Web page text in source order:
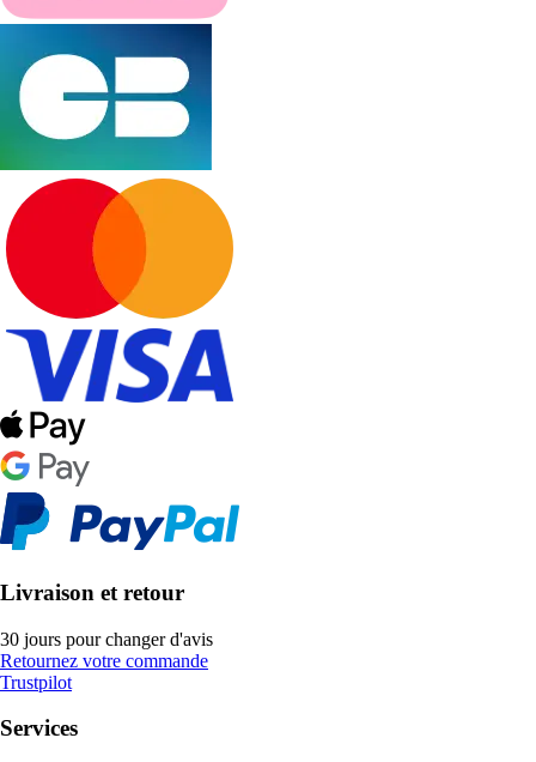
Livraison et retour
30 jours pour changer d'avis
Retournez votre commande
Trustpilot
Services